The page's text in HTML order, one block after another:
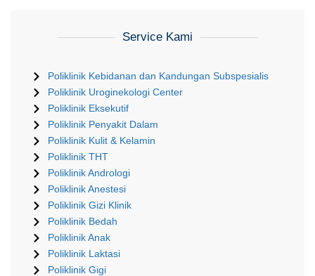
Service Kami
Poliklinik Kebidanan dan Kandungan Subspesialis
Poliklinik Uroginekologi Center
Poliklinik Eksekutif
Poliklinik Penyakit Dalam
Poliklinik Kulit & Kelamin
Poliklinik THT
Poliklinik Andrologi
Poliklinik Anestesi
Poliklinik Gizi Klinik
Poliklinik Bedah
Poliklinik Anak
Poliklinik Laktasi
Poliklinik Gigi